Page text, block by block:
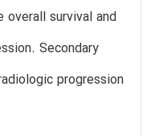
overall survival and
Secondary
progression